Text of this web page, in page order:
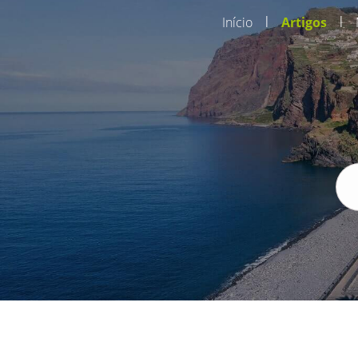
Início | Artigos |